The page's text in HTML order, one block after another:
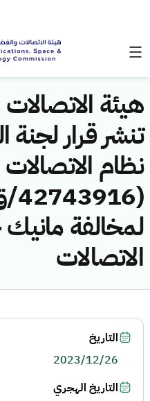
هيئة
تنشر قرار لجنة
نظام
لمخالفة
الاتصالات
التاريخ
2023/12/26
التاريخ الهجري